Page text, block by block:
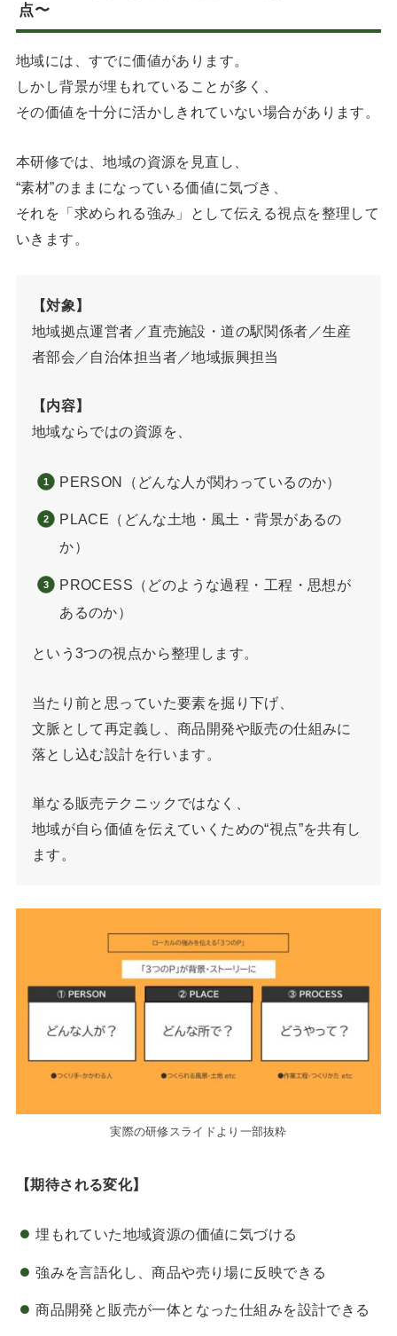
点〜
地域には、すでに価値があります。
しかし背景が埋もれていることが多く、
その価値を十分に活かしきれていない場合があります。
本研修では、地域の資源を見直し、
“素材”のままになっている価値に気づき、
それを「求められる強み」として伝える視点を整理して
いきます。
【対象】
地域拠点運営者／直売施設・道の駅関係者／生産
者部会／自治体担当者／地域振興担当
【内容】
地域ならではの資源を、
PERSON（どんな人が関わっているのか）
PLACE（どんな土地・風土・背景があるの
か）
PROCESS（どのような過程・工程・思想が
あるのか）
という3つの視点から整理します。
当たり前と思っていた要素を掘り下げ、
文脈として再定義し、商品開発や販売の仕組みに
落とし込む設計を行います。
単なる販売テクニックではなく、
地域が自ら価値を伝えていくための“視点”を共有し
ます。
実際の研修スライドより一部抜粋
【期待される変化】
埋もれていた地域資源の価値に気づける
強みを言語化し、商品や売り場に反映できる
商品開発と販売が一体となった仕組みを設計できる